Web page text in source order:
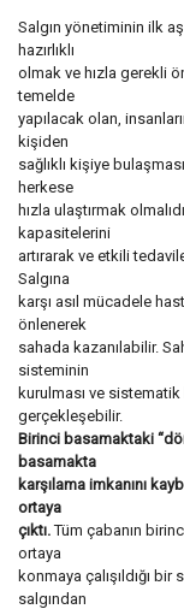
Salgın yönetiminin ilk
hazırlıklı
olmak ve hızla gerekli
temelde
yapılacak olan,
kişiden
sağlıklı kişiye
herkese
hızla ulaştırmak
kapasitelerini
artırarak ve etkili
Salgına
karşı asıl mücadele
önlenerek
sahada kazanılabilir.
sisteminin
kurulması ve
gerçekleşebilir.
Birinci basamaktaki
basamakta
karşılama imkanını
ortaya
çıktı.Tüm çabanın
ortaya
konmaya çalışıldığı
salgından